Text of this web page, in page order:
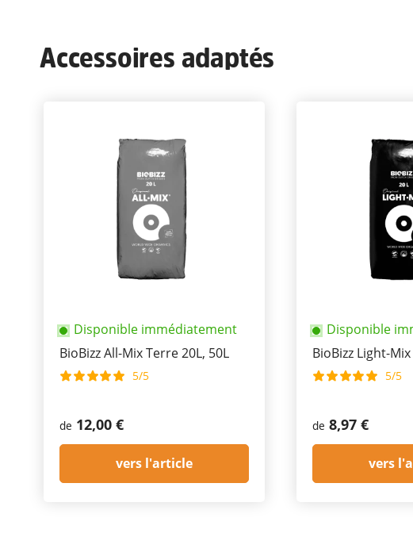
Accessoires adaptés
Disponible immédiatement
BioBizz All-Mix Terre 20L, 50L
5/5
de 12,00 €
vers l'article
Disponible
BioBizz Light-
5/5
de 8,97 €
vers